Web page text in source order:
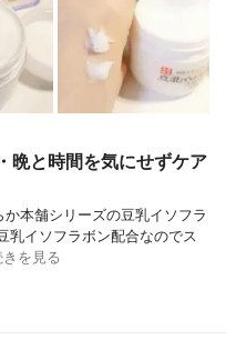
晩と時間を気にせずケア
本舗シリーズの豆乳イソフラ
乳イソフラボン配合なのでス
きを見る